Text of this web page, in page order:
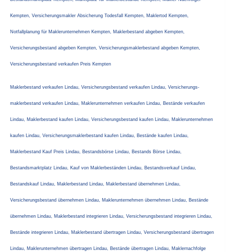
Kempten, Ver­sicherungs­makler Absicherung Todesfall Kempten, Maklertod Kempten,
Notfallplanung für Maklerunternehmen Kempten, Maklerbestand abgeben Kempten,
Versicherungsbestand abgeben Kempten, Ver­sicherungs­maklerbestand abgeben Kempten,
Versicherungsbestand verkaufen Preis Kempten
Maklerbestand verkaufen Lindau, Versicherungsbestand verkaufen Lindau, Ver­sicherungs­
maklerbestand verkaufen Lindau, Maklerunternehmen verkaufen Lindau, Bestände verkaufen
Lindau, Maklerbestand kaufen Lindau, Versicherungsbestand kaufen Lindau, Maklerunternehmen
kaufen Lindau, Ver­sicherungs­maklerbestand kaufen Lindau, Bestände kaufen Lindau,
Maklerbestand Kauf Preis Lindau, Bestandsbörse Lindau, Bestands Börse Lindau,
Bestandsmarktplatz Lindau, Kauf von Maklerbeständen Lindau, Bestandsverkauf Lindau,
Bestandskauf Lindau, Maklerbestand Lindau, Maklerbestand übernehmen Lindau,
Versicherungsbestand übernehmen Lindau, Maklerunternehmen übernehmen Lindau, Bestände
übernehmen Lindau, Maklerbestand integrieren Lindau, Versicherungsbestand integrieren Lindau,
Bestände integrieren Lindau, Maklerbestand übertragen Lindau, Versicherungsbestand übertragen
Lindau, Maklerunternehmen übertragen Lindau, Bestände übertragen Lindau, Maklernachfolge